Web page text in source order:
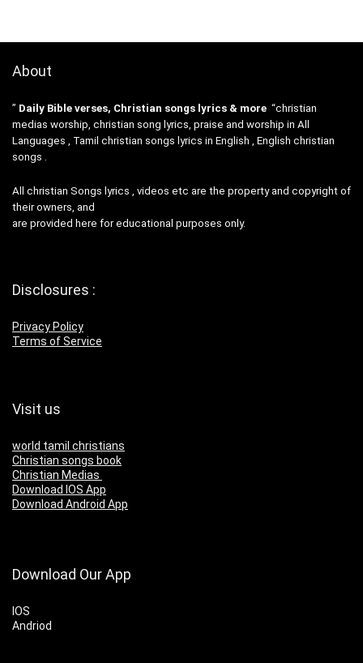
About
” Daily Bible verses, Christian songs lyrics & more “christian
medias worship, christian song lyrics, praise and worship in All
Languages , Tamil christian songs lyrics in English , English christian
songs .
All christian Songs lyrics , videos etc are the property and copyright of
their owners, and
are provided here for educational purposes only.
Disclosures :
Privacy Policy
Terms of Service
Visit us
world tamil christians
Christian songs book
Christian Medias
Download IOS App
Download Android App
Download Our App
IOS
Andriod